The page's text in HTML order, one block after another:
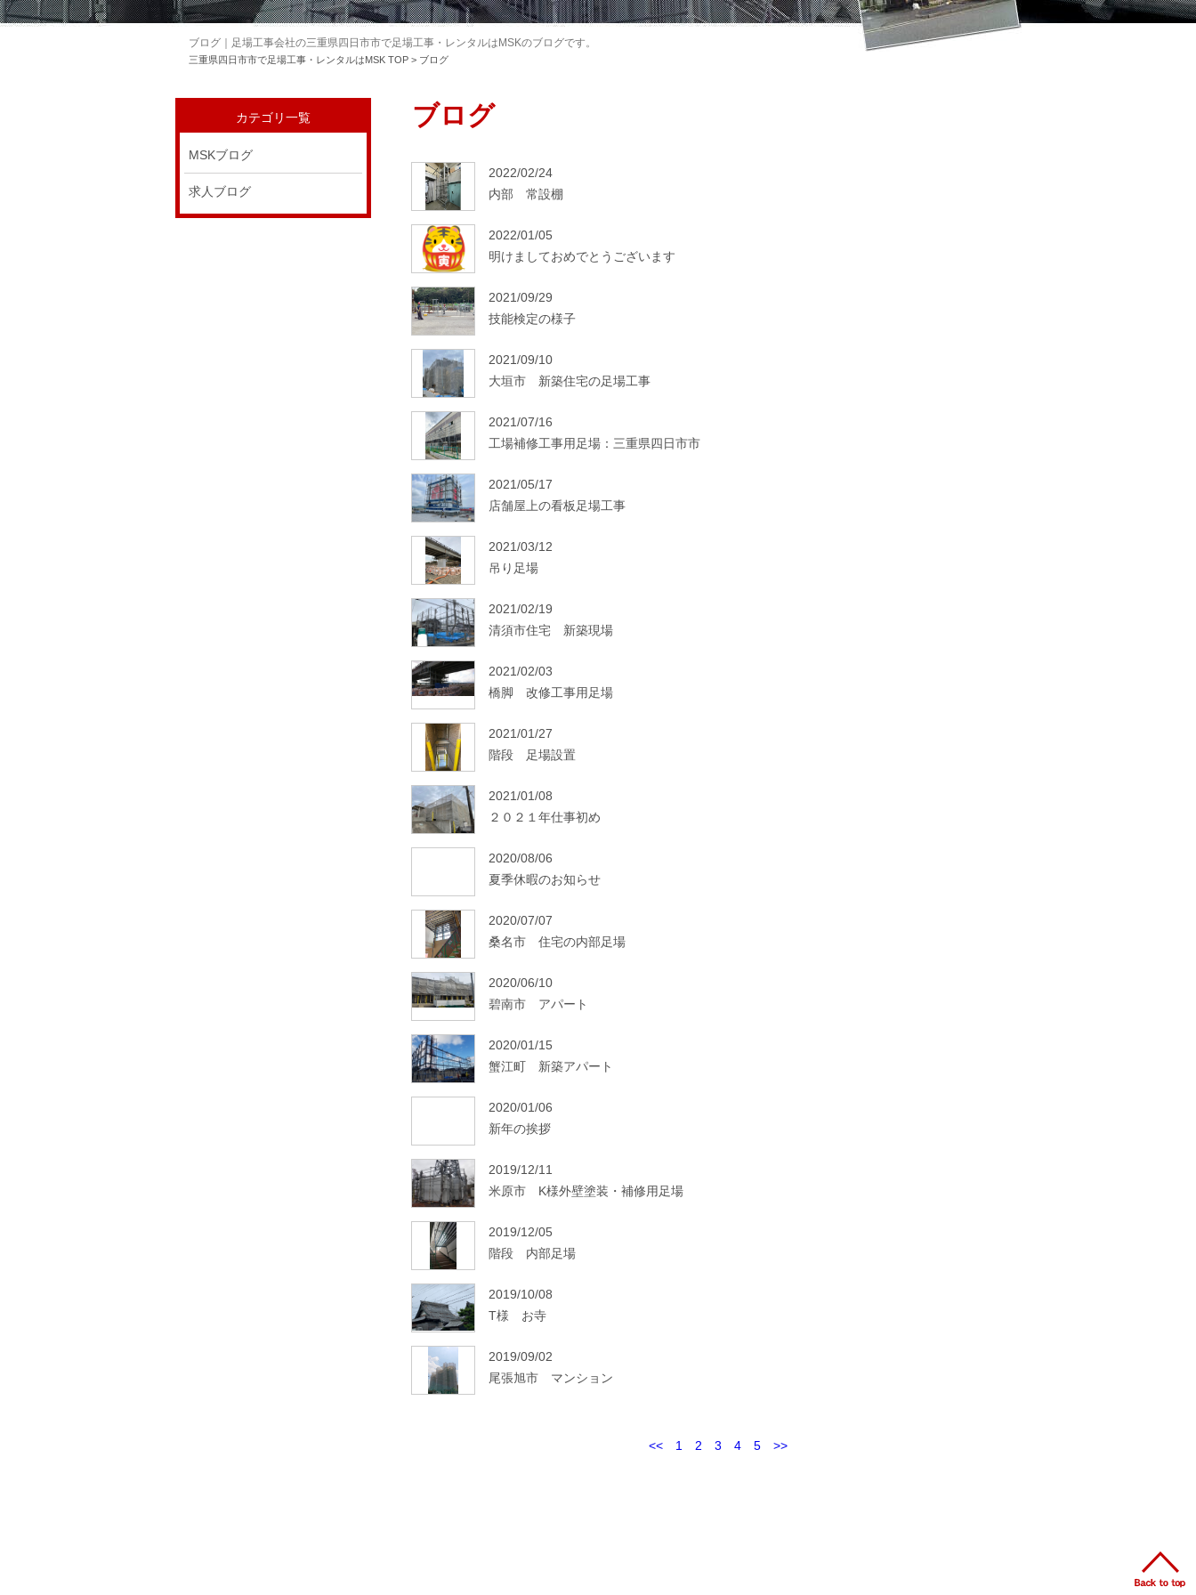
ブログ｜足場工事会社の三重県四日市市で足場工事・レンタルはMSKのブログです。
三重県四日市市で足場工事・レンタルはMSK TOP > ブログ
ブログ
2022/02/24
内部 常設棚
2022/01/05
明けましておめでとうございます
2021/09/29
技能検定の様子
2021/09/10
大垣市 新築住宅の足場工事
2021/07/16
工場補修工事用足場：三重県四日市市
2021/05/17
店舗屋上の看板足場工事
2021/03/12
吊り足場
2021/02/19
清須市住宅 新築現場
2021/02/03
橋脚 改修工事用足場
2021/01/27
階段 足場設置
2021/01/08
２０２１年仕事初め
2020/08/06
夏季休暇のお知らせ
2020/07/07
桑名市 住宅の内部足場
2020/06/10
碧南市 アパート
2020/01/15
蟹江町 新築アパート
2020/01/06
新年の挨拶
2019/12/11
米原市 K様外壁塗装・補修用足場
2019/12/05
階段 内部足場
2019/10/08
T様 お寺
2019/09/02
尾張旭市 マンション
<< 1 2 3 4 5 >>
カテゴリ一覧
MSKブログ
求人ブログ